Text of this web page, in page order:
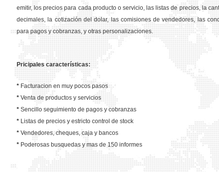
emitir, los precios para cada producto o servicio, las listas de precios, la
decimales, la cotización del dolar, las comisiones de vendedores, las
para pagos y cobranzas, y otras personalizaciones.
Pricipales características:
* Facturacion en muy pocos pasos
* Venta de productos y servicios
* Sencillo seguimiento de pagos y cobranzas
* Listas de precios y estricto control de stock
* Vendedores, cheques, caja y bancos
* Poderosas busquedas y mas de 150 informes